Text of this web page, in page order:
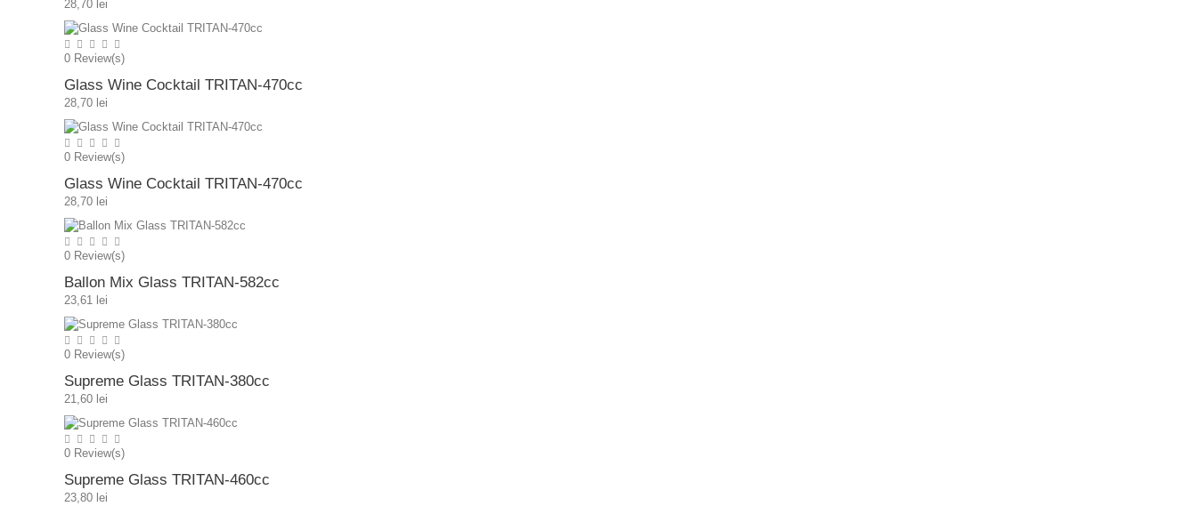
28,70 lei
0 Review(s)
Glass Wine Cocktail TRITAN-470cc
28,70 lei
0 Review(s)
Glass Wine Cocktail TRITAN-470cc
28,70 lei
0 Review(s)
Ballon Mix Glass TRITAN-582cc
23,61 lei
0 Review(s)
Supreme Glass TRITAN-380cc
21,60 lei
0 Review(s)
Supreme Glass TRITAN-460cc
23,80 lei